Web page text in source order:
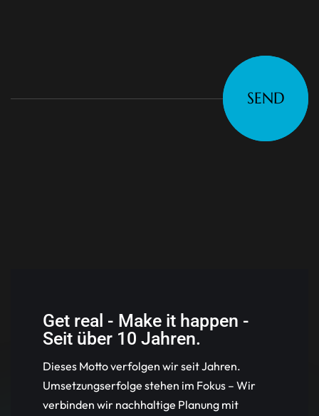
SEND
Get real - Make it happen -
Seit über 10 Jahren.
Dieses Motto verfolgen wir seit Jahren.
Umsetzungserfolge stehen im Fokus – Wir
verbinden wir nachhaltige Planung mit